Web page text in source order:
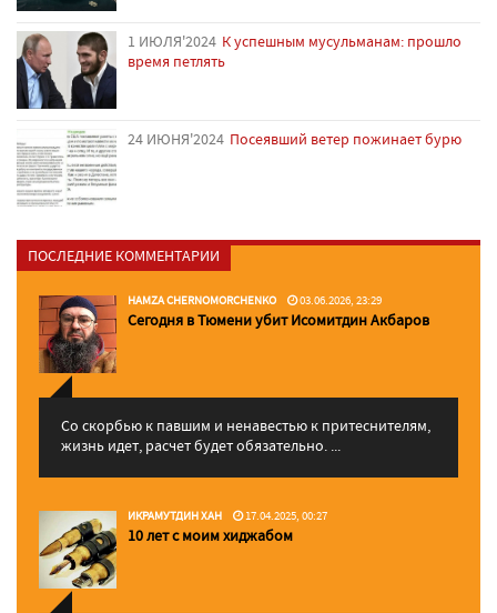
1 ИЮЛЯ'2024 К успешным мусульманам: прошло
время петлять
24 ИЮНЯ'2024 Посеявший ветер пожинает бурю
ПОСЛЕДНИЕ КОММЕНТАРИИ
HAMZA CHERNOMORCHENKO 03.06.2026, 23:29
Сегодня в Тюмени убит Исомитдин Акбаров
Со скорбью к павшим и ненавестью к притеснителям,
жизнь идет, расчет будет обязательно. ...
ИКРАМУТДИН ХАН 17.04.2025, 00:27
10 лет с моим хиджабом